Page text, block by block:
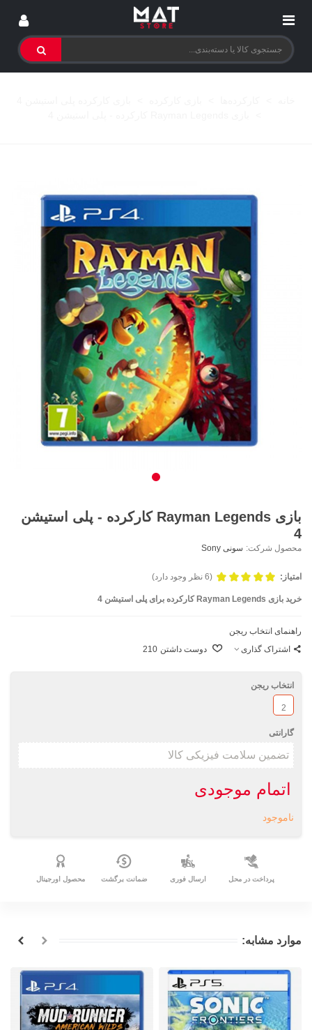
بازی Rayman Legends کارکرده - پلی استیشن
4
محصول شرکت: سونی Sony
امتیاز: (6 نظر وجود دارد)
خرید بازی Rayman Legends کارکرده برای پلی استیشن 4
راهنمای انتخاب ریجن
اشتراک گذاری
دوست داشتن 210
انتخاب ریجن
2
گارانتی
اتمام موجودی
ناموجود
پرداخت در محل ارسال فوری ضمانت برگشت محصول اورجینال
موارد مشابه: